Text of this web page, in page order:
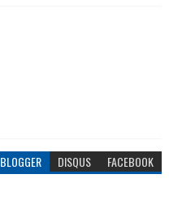
BLOGGER DISQUS FACEBOOK